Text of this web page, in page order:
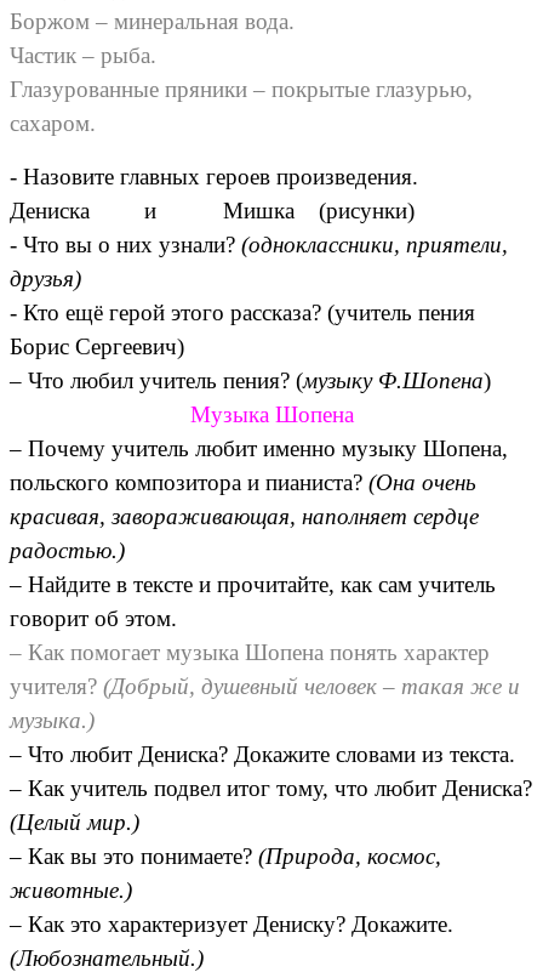
Боржом – минеральная вода.
Частик – рыба.
Глазурованные пряники – покрытые глазурью,
сахаром.
- Назовите главных героев произведения.
Дениска и Мишка (рисунки)
- Что вы о них узнали? (одноклассники, приятели,
друзья)
- Кто ещё герой этого рассказа? (учитель пения
Борис Сергеевич)
– Что любил учитель пения? (музыку Ф.Шопена)
Музыка Шопена
– Почему учитель любит именно музыку Шопена,
польского композитора и пианиста? (Она очень
красивая, завораживающая, наполняет сердце
радостью.)
– Найдите в тексте и прочитайте, как сам учитель
говорит об этом.
– Как помогает музыка Шопена понять характер
учителя? (Добрый, душевный человек – такая же и
музыка.)
– Что любит Дениска? Докажите словами из текста.
– Как учитель подвел итог тому, что любит Дениска?
(Целый мир.)
– Как вы это понимаете? (Природа, космос,
животные.)
– Как это характеризует Дениску? Докажите.
(Любознательный.)